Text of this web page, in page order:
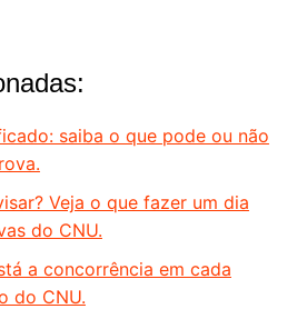
saiba o que pode ou não
Veja o que fazer um dia
do CNU.
a concorrência em cada
do CNU.